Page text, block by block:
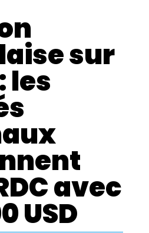
sur
les
avec
USD